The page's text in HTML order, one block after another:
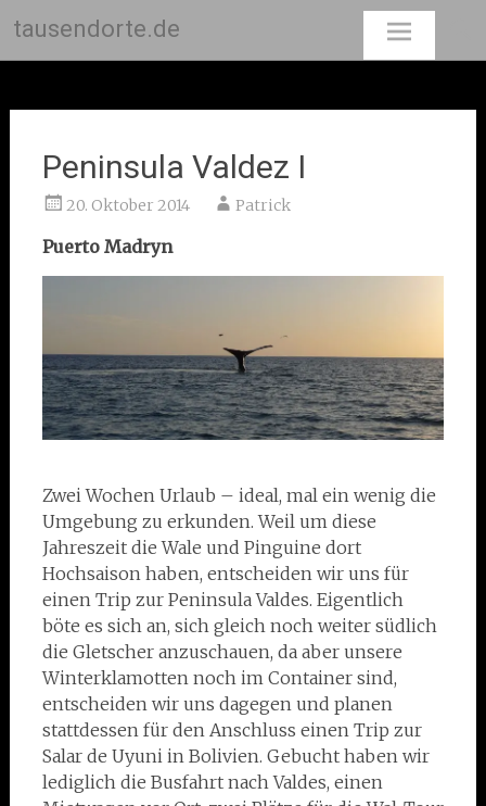
tausendorte.de
Peninsula Valdez I
20. Oktober 2014 Patrick
Puerto Madryn
Zwei Wochen Urlaub – ideal, mal ein wenig die
Umgebung zu erkunden. Weil um diese
Jahreszeit die Wale und Pinguine dort
Hochsaison haben, entscheiden wir uns für
einen Trip zur Peninsula Valdes. Eigentlich
böte es sich an, sich gleich noch weiter südlich
die Gletscher anzuschauen, da aber unsere
Winterklamotten noch im Container sind,
entscheiden wir uns dagegen und planen
stattdessen für den Anschluss einen Trip zur
Salar de Uyuni in Bolivien. Gebucht haben wir
lediglich die Busfahrt nach Valdes, einen